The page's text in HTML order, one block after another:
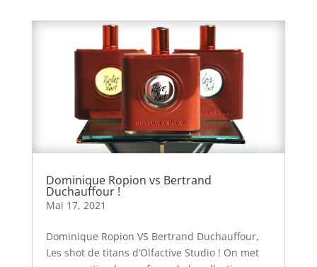
Dominique Ropion vs Bertrand
Duchauffour !
Mai 17, 2021
Dominique Ropion VS Bertrand Duchauffour,
Les shot de titans d’Olfactive Studio ! On met